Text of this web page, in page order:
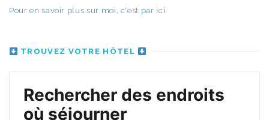
Pour en savoir plus sur moi, c'est par ici.
TROUVEZ VOTRE HÔTEL